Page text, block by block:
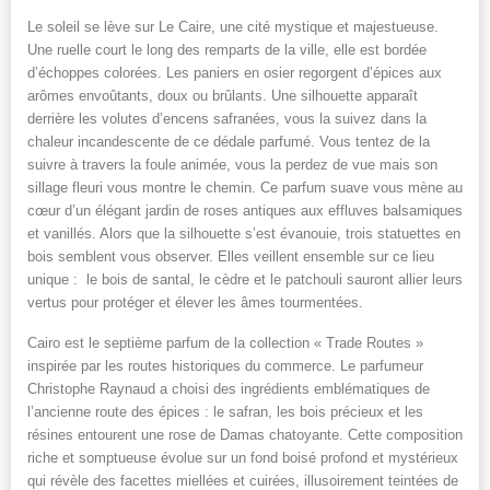
Le soleil se lève sur Le Caire, une cité mystique et majestueuse.
Une ruelle court le long des remparts de la ville, elle est bordée
d’échoppes colorées. Les paniers en osier regorgent d’épices aux
arômes envoûtants, doux ou brûlants. Une silhouette apparaît
derrière les volutes d’encens safranées, vous la suivez dans la
chaleur incandescente de ce dédale parfumé. Vous tentez de la
suivre à travers la foule animée, vous la perdez de vue mais son
sillage fleuri vous montre le chemin. Ce parfum suave vous mène au
cœur d’un élégant jardin de roses antiques aux effluves balsamiques
et vanillés. Alors que la silhouette s’est évanouie, trois statuettes en
bois semblent vous observer. Elles veillent ensemble sur ce lieu
unique : le bois de santal, le cèdre et le patchouli sauront allier leurs
vertus pour protéger et élever les âmes tourmentées.
Cairo est le septième parfum de la collection « Trade Routes »
inspirée par les routes historiques du commerce. Le parfumeur
Christophe Raynaud a choisi des ingrédients emblématiques de
l’ancienne route des épices : le safran, les bois précieux et les
résines entourent une rose de Damas chatoyante. Cette composition
riche et somptueuse évolue sur un fond boisé profond et mystérieux
qui révèle des facettes miellées et cuirées, illusoirement teintées de